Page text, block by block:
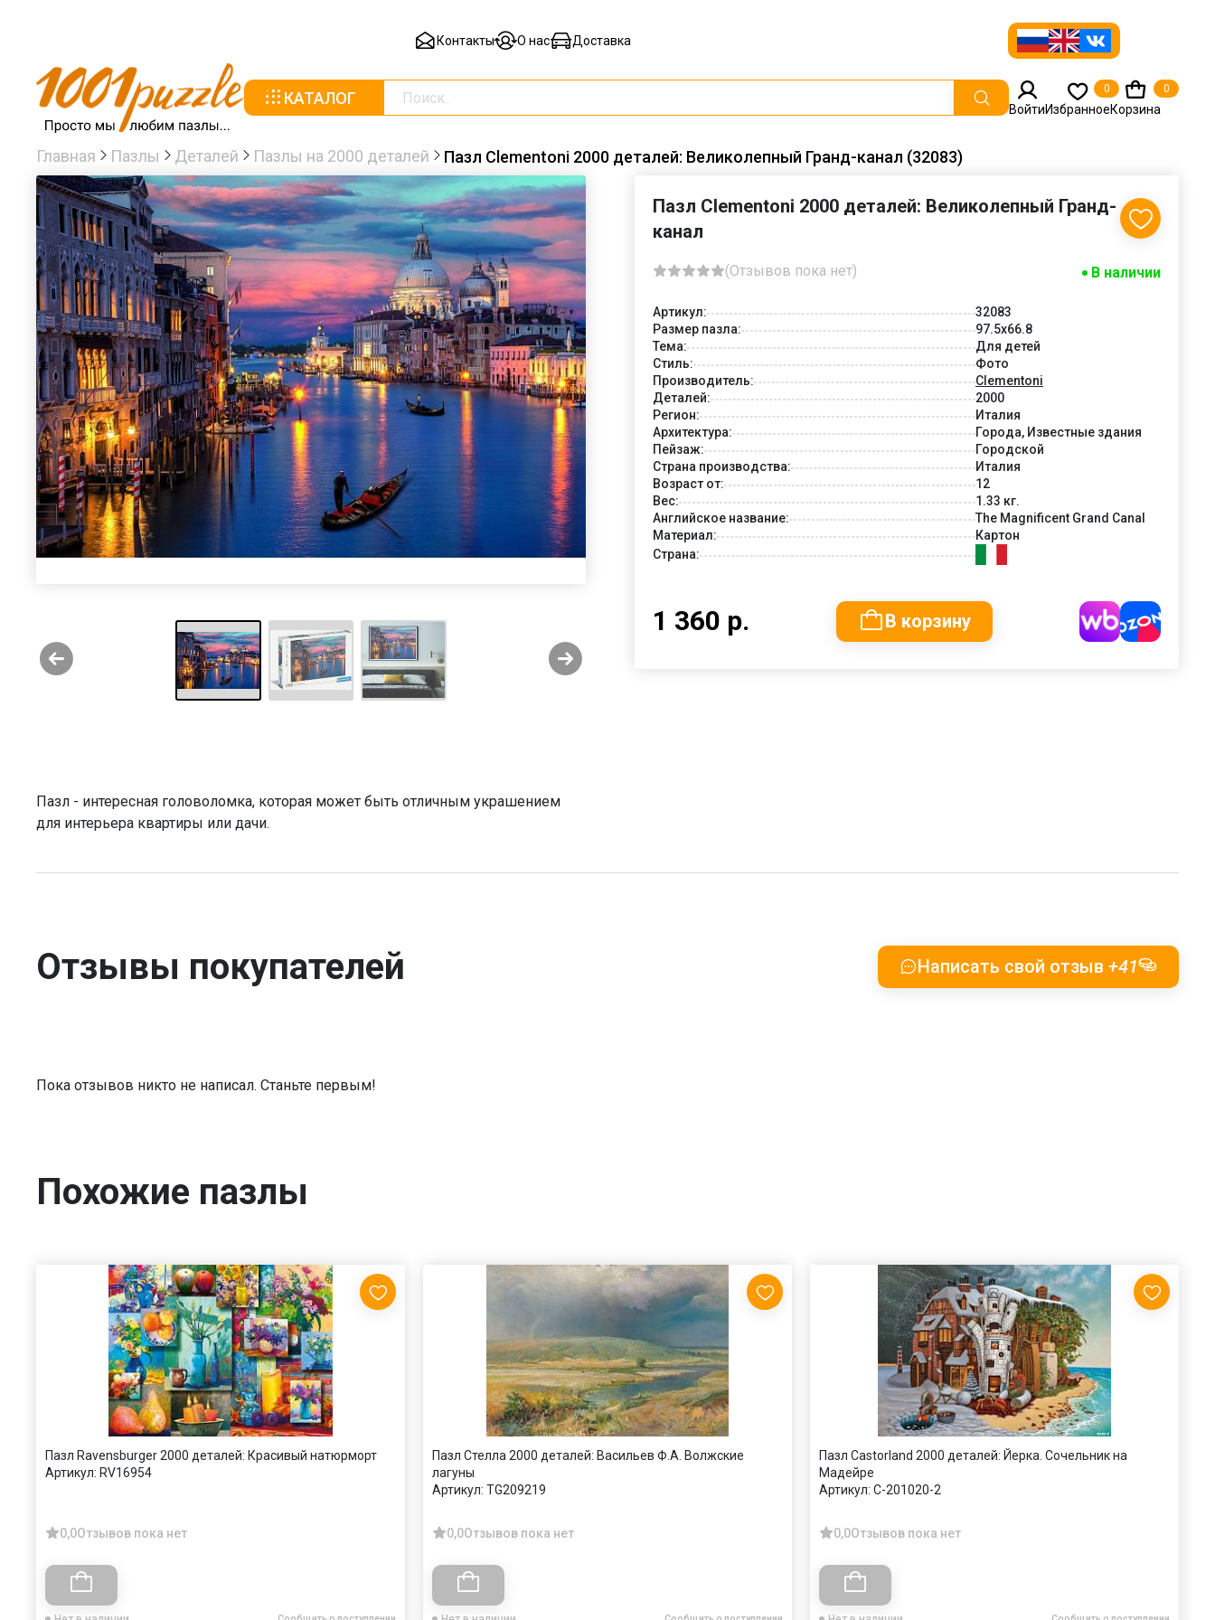
Контакты О нас Доставка
КАТАЛОГ
ВойтиИзбранное
0
Корзина
0
Главная Пазлы Деталей Пазлы на 2000 деталей Пазл Clementoni 2000 деталей: Великолепный Гранд-канал (32083)
Пазл - интересная головоломка, которая может быть отличным украшением
для интерьера квартиры или дачи.
Пазл Clementoni 2000 деталей: Великолепный Гранд-
канал
(Отзывов пока нет) В наличии
Артикул:
32083
Размер пазла:
97.5x66.8
Тема:
Для детей
Стиль:
Фото
Производитель:
Clementoni
Деталей:
2000
Регион:
Италия
Архитектура:
Города, Известные здания
Пейзаж:
Городской
Страна производства:
Италия
Возраст от:
12
Вес:
1.33 кг.
Английское название:
The Magnificent Grand Canal
Материал:
Картон
Страна:
1 360 р. В корзину
Отзывы покупателей Написать свой отзыв +41
Пока отзывов никто не написал. Станьте первым!
Похожие пазлы
Пазл Ravensburger 2000 деталей: Красивый натюрморт
Артикул: RV16954
0,0Отзывов пока нет
Пазл Стелла 2000 деталей: Васильев Ф.А. Волжские
лагуны
Артикул: TG209219
0,0Отзывов пока нет
Пазл Castorland 2000 деталей: Йерка. Сочельник на
Мадейре
Артикул: C-201020-2
0,0Отзывов пока нет